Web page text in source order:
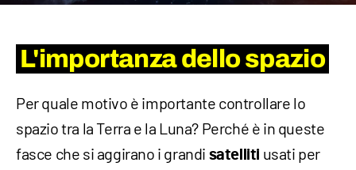
L'importanza dello spazio
Per quale motivo è importante controllare lo
spazio tra la Terra e la Luna? Perché è in queste
fasce che si aggirano i grandi satelliti usati per